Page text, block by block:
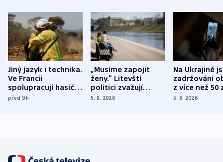
Jiný jazyk i technika.
Ve Francii
spolupracují hasiči z
různých zemí
před 9h
„Musíme zapojit
ženy.“ Litevští
politici zvažují
dohodu o
5. 8. 2026
Na Ukrajině
zadržováni
z více než 50
Bojovali na
5. 8. 2026